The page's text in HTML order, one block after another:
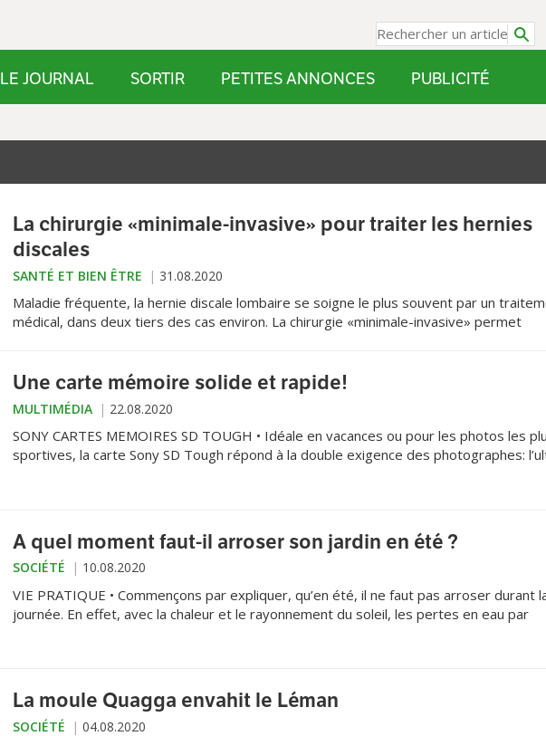
LE JOURNAL SORTIR PETITES ANNONCES PUBLICITÉ
La chirurgie «minimale-invasive» pour traiter les hernies
discales
SANTÉ ET BIEN ÊTRE 31.08.2020
Maladie fréquente, la hernie discale lombaire se soigne le plus souvent par un
médical, dans deux tiers des cas environ. La chirurgie «minimale-invasive» permet
Une carte mémoire solide et rapide!
MULTIMÉDIA 22.08.2020
SONY CARTES MEMOIRES SD TOUGH • Idéale en vacances ou pour les photos les
sportives, la carte Sony SD Tough répond à la double exigence des photographes:
A quel moment faut-il arroser son jardin en été ?
SOCIÉTÉ 10.08.2020
VIE PRATIQUE • Commençons par expliquer, qu’en été, il ne faut pas arroser durant
journée. En effet, avec la chaleur et le rayonnement du soleil, les pertes en eau par
La moule Quagga envahit le Léman
SOCIÉTÉ 04.08.2020